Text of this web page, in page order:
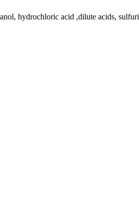
hydrochloric acid ,dilute acids,